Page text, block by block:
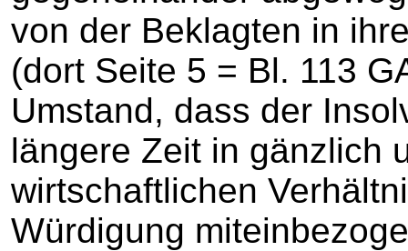
von der Beklagten in
(dort Seite 5 = Bl. 113
Umstand, dass der
längere Zeit in gänzlich
wirtschaftlichen
Würdigung